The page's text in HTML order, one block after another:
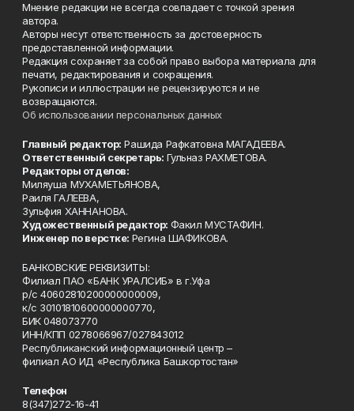
Мнение редакции не всегда совпадает с точкой зрения
автора.
Авторы несут ответственность за достоверность
предоставленной информации.
Редакция сохраняет за собой право выбора материала для
печати, редактирования и сокращения.
Рукописи и иллюстрации не рецензируются и не
возвращаются.
Об использовании персональных данных
Главный редактор: Рашида Рафкатовна МАГАДЕЕВА.
Ответственный секретарь: Гульназ РАХМЕТОВА.
Редакторы отделов:
Миляуша МУХАМЕТЬЯНОВА,
Раиля ГАЛЕЕВА,
Зульфия ХАННАНОВА.
Художественный редактор: Факил МУСТАФИН.
Инженер по верстке: Регина ШАФИКОВА.
БАНКОВСКИЕ РЕКВИЗИТЫ:
Филиал ПАО «БАНК УРАЛСИБ» в г.Уфа
р/с 40602810200000000009,
к/с 30101810600000000770,
БИК 048073770
ИНН/КПП 0278066967/027843012
Республиканский информационный центр –
филиал АО ИД «Республика Башкортостан»
Телефон
8(347)272-16-41